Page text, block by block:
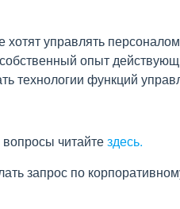
хотят управлять
опыт
технологии функций
читайтездесь.
запрос по